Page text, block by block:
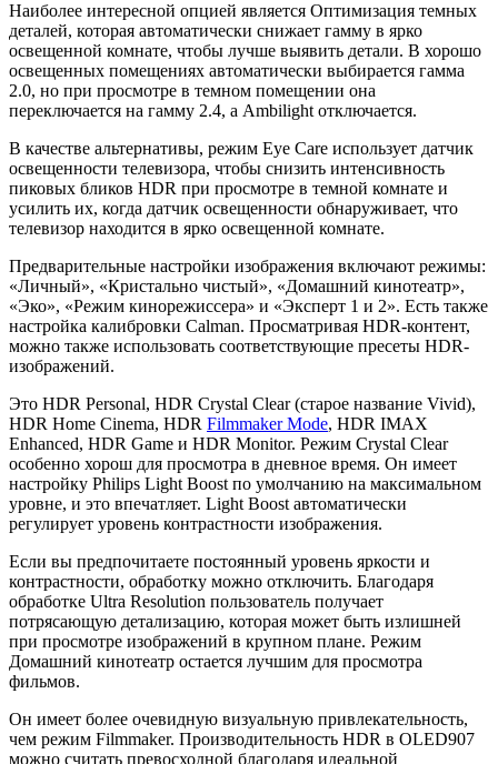
Наиболее интересной опцией является Оптимизация темных
деталей, которая автоматически снижает гамму в ярко
освещенной комнате, чтобы лучше выявить детали. В хорошо
освещенных помещениях автоматически выбирается гамма
2.0, но при просмотре в темном помещении она
переключается на гамму 2.4, а Ambilight отключается.
В качестве альтернативы, режим Eye Care использует датчик
освещенности телевизора, чтобы снизить интенсивность
пиковых бликов HDR при просмотре в темной комнате и
усилить их, когда датчик освещенности обнаруживает, что
телевизор находится в ярко освещенной комнате.
Предварительные настройки изображения включают режимы:
«Личный», «Кристально чистый», «Домашний кинотеатр»,
«Эко», «Режим кинорежиссера» и «Эксперт 1 и 2». Есть также
настройка калибровки Calman. Просматривая HDR-контент,
можно также использовать соответствующие пресеты HDR-
изображений.
Это HDR Personal, HDR Crystal Clear (старое название Vivid),
HDR Home Cinema, HDR Filmmaker Mode, HDR IMAX
Enhanced, HDR Game и HDR Monitor. Режим Crystal Clear
особенно хорош для просмотра в дневное время. Он имеет
настройку Philips Light Boost по умолчанию на максимальном
уровне, и это впечатляет. Light Boost автоматически
регулирует уровень контрастности изображения.
Если вы предпочитаете постоянный уровень яркости и
контрастности, обработку можно отключить. Благодаря
обработке Ultra Resolution пользователь получает
потрясающую детализацию, которая может быть излишней
при просмотре изображений в крупном плане. Режим
Домашний кинотеатр остается лучшим для просмотра
фильмов.
Он имеет более очевидную визуальную привлекательность,
чем режим Filmmaker. Производительность HDR в OLED907
можно считать превосходной благодаря идеальной